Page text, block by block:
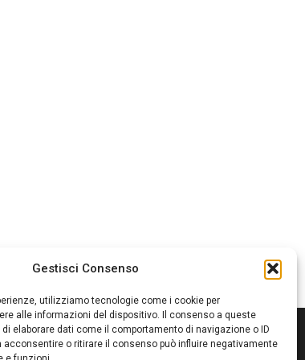
Gestisci Consenso
utilizziamo tecnologie come i cookie per
alle informazioni del dispositivo. Il consenso a queste
elaborare dati come il comportamento di navigazione o ID
acconsentire o ritirare il consenso può influire negativamente